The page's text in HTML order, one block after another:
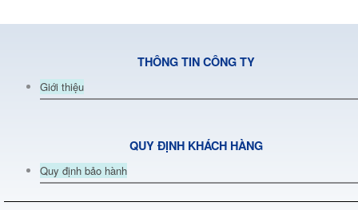
THÔNG TIN CÔNG TY
Giới thiệu
QUY ĐỊNH KHÁCH HÀNG
Quy định bảo hành